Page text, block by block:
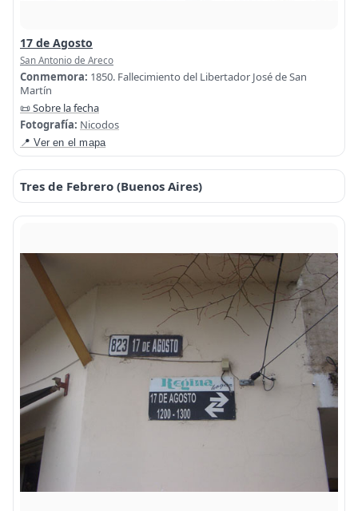
17 de Agosto
San Antonio de Areco
Conmemora: 1850. Fallecimiento del Libertador José de San
Martín
📜 Sobre la fecha
Fotografía: Nicodos
📍 Ver en el mapa
Tres de Febrero (Buenos Aires)